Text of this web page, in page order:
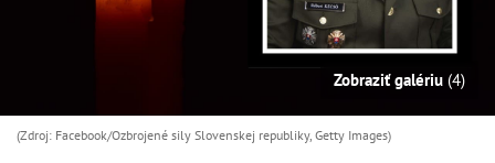
Zobraziť galériu (4)
(Zdroj: Facebook/Ozbrojené sily Slovenskej republiky, Getty Images)